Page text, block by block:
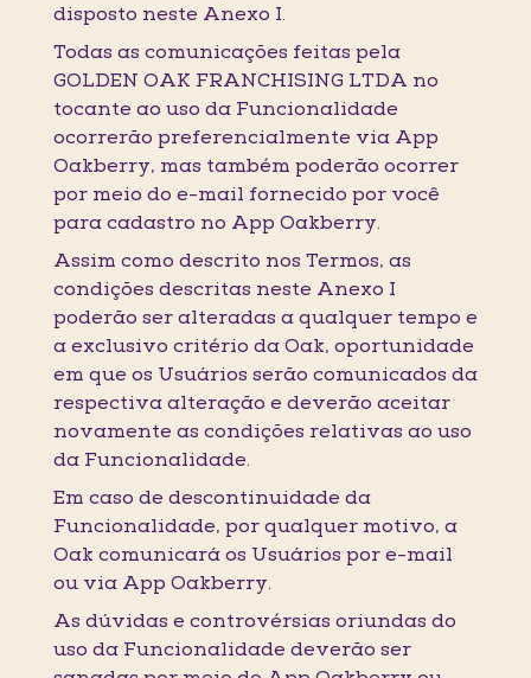
disposto neste Anexo I.
Todas as comunicações feitas pela
GOLDEN OAK FRANCHISING LTDA no
tocante ao uso da Funcionalidade
ocorrerão preferencialmente via App
Oakberry, mas também poderão ocorrer
por meio do e-mail fornecido por você
para cadastro no App Oakberry.
Assim como descrito nos Termos, as
condições descritas neste Anexo I
poderão ser alteradas a qualquer tempo e
a exclusivo critério da Oak, oportunidade
em que os Usuários serão comunicados da
respectiva alteração e deverão aceitar
novamente as condições relativas ao uso
da Funcionalidade.
Em caso de descontinuidade da
Funcionalidade, por qualquer motivo, a
Oak comunicará os Usuários por e-mail
ou via App Oakberry.
As dúvidas e controvérsias oriundas do
uso da Funcionalidade deverão ser